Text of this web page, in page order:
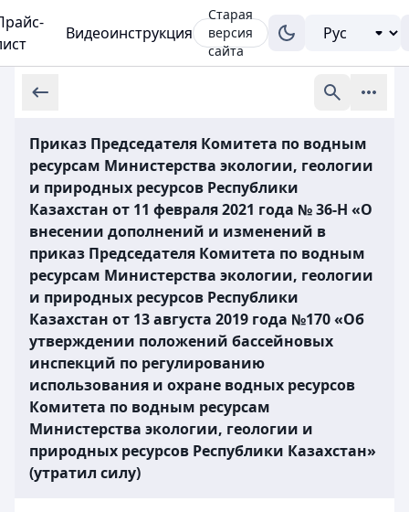
Видеоинструкция
Старая
версия
сайта
Приказ Председателя Комитета по водным
ресурсам Министерства экологии, геологии
и природных ресурсов Республики
Казахстан от 11 февраля 2021 года № 36-Н «О
внесении дополнений и изменений в
приказ Председателя Комитета по водным
ресурсам Министерства экологии, геологии
и природных ресурсов Республики
Казахстан от 13 августа 2019 года №170 «Об
утверждении положений бассейновых
инспекций по регулированию
использования и охране водных ресурсов
Комитета по водным ресурсам
Министерства экологии, геологии и
природных ресурсов Республики Казахстан»
(утратил силу)